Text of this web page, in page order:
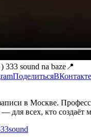
333 sound na baze📍
ПоделитьсяВКонтакте
в Москве.
для всех, кто создаёт